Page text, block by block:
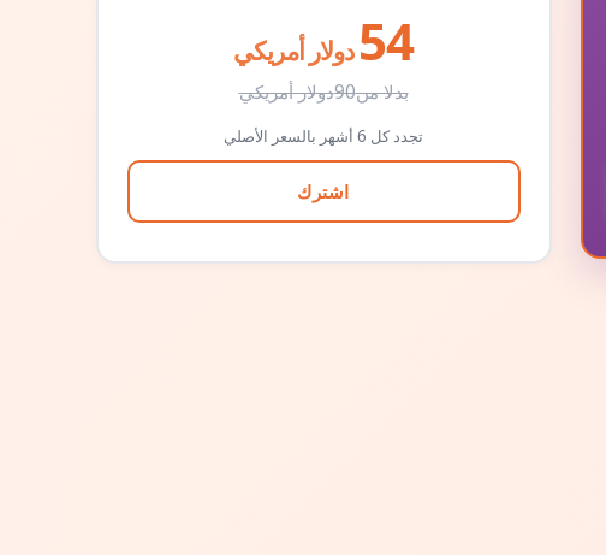
54 دولار أمريكي
بدلا من90دولار أمريكي
تجدد كل 6 أشهر بالسعر الأصلي
اشترك